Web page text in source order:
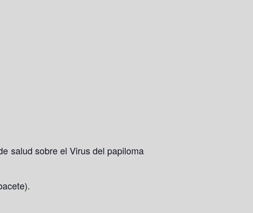
salud sobre el Virus del papiloma